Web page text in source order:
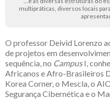
multipráticas, diversos locais
O professor Deivid Lorenzo
de projetos em
sequência, no CampusI,
Africanos e Afro-Brasileiros
Korea Corner, o Mescla, o
Segurança Cibernética e o